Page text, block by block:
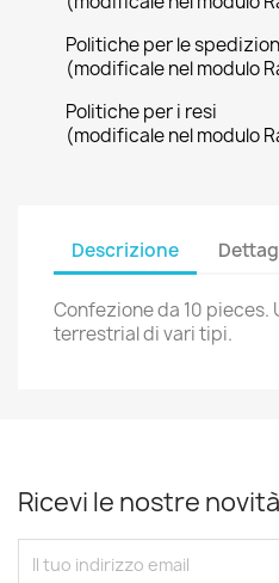
Politiche per le
(modificale nel modulo
Politiche per i resi
(modificale nel modulo
Descrizione
Confezione da 10
terrestrial di vari tipi.
Ricevi le nostre